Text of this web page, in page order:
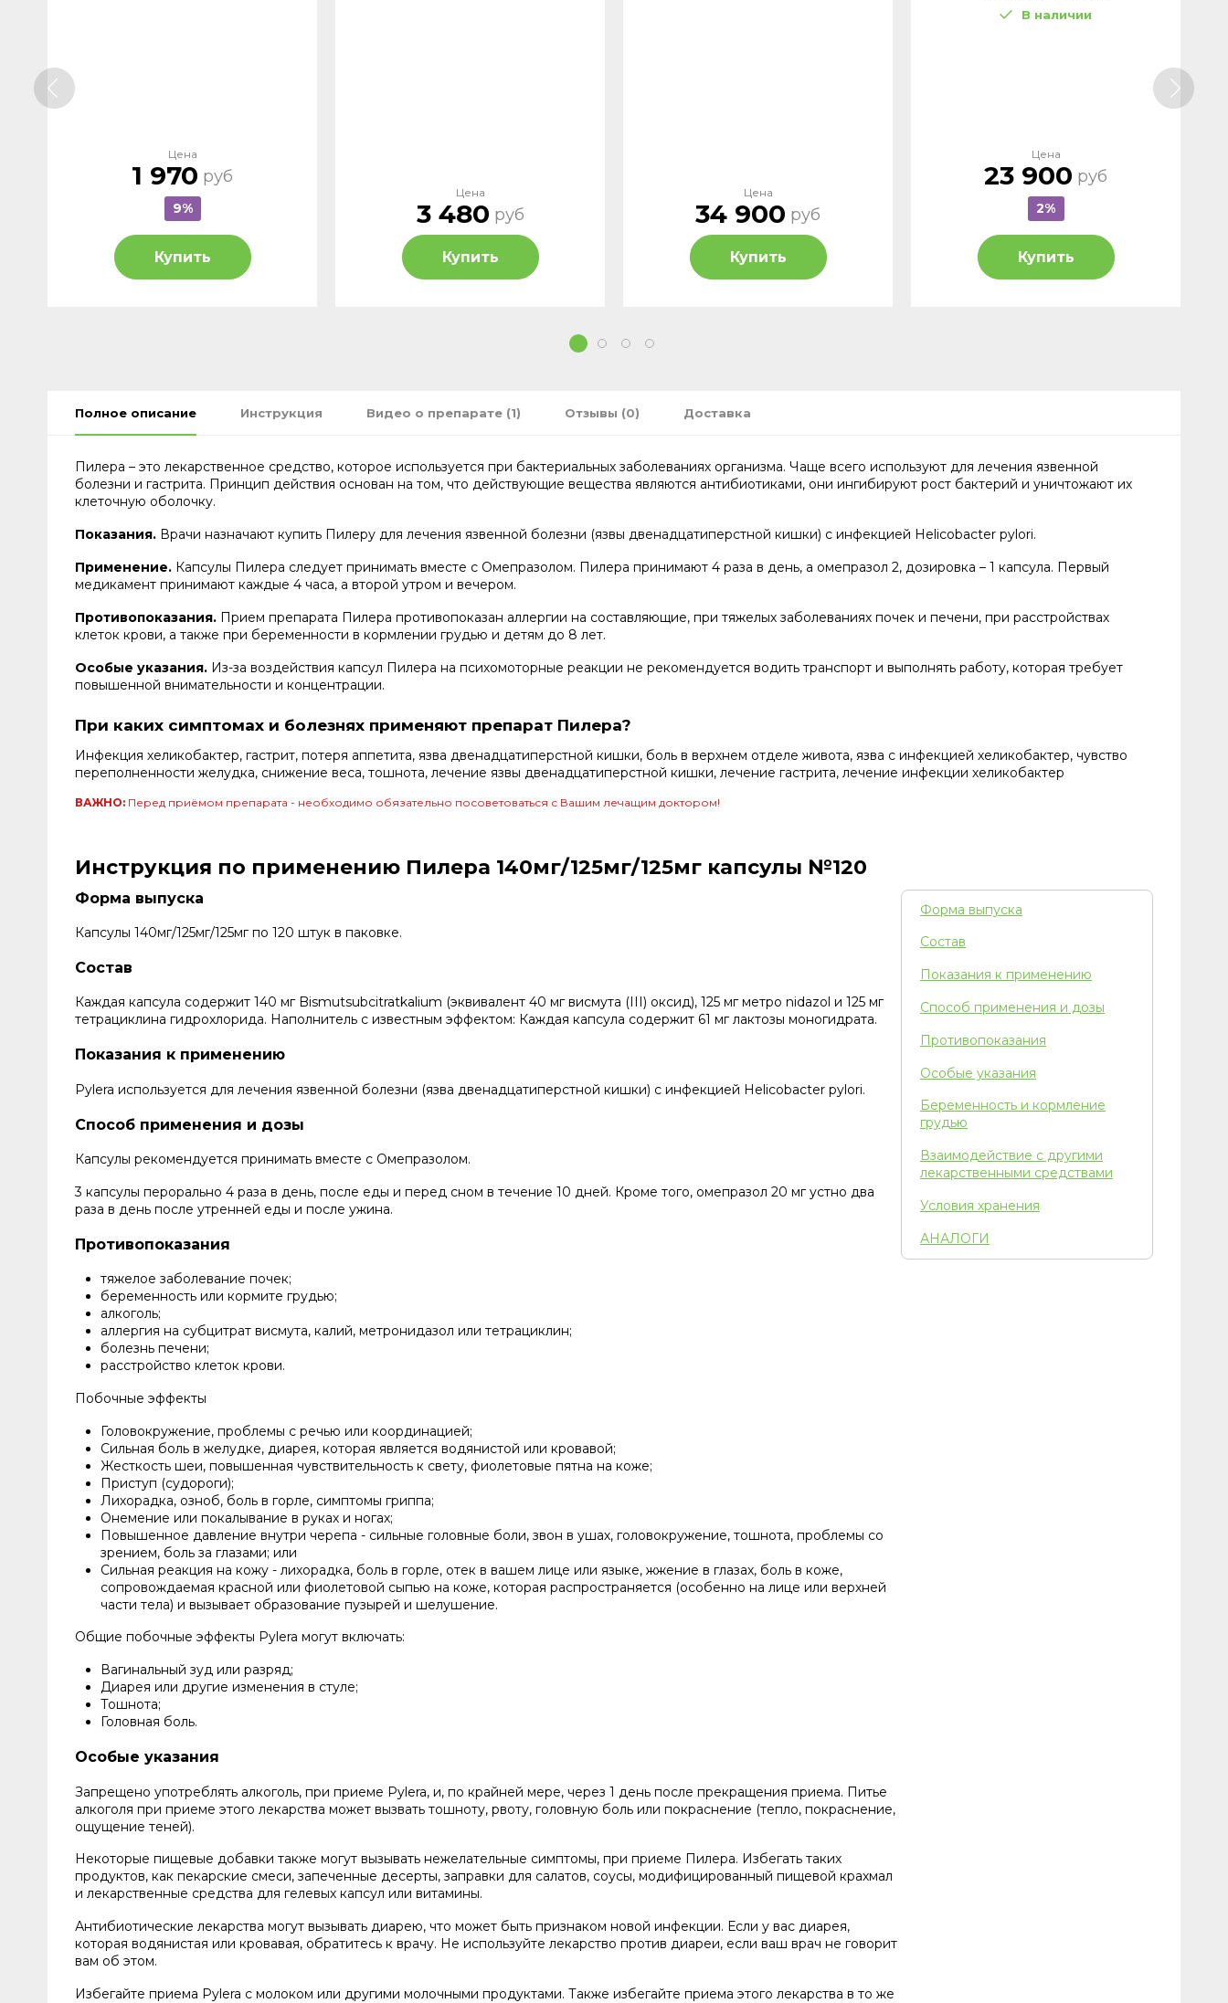
Цена
1 970 руб
9%
Купить
Цена
3 480 руб
Купить
Цена
34 900 руб
Купить
В наличии
Цена
23 900 руб
2%
Купить
Полное описание Инструкция Видео о препарате (1) Отзывы (0) Доставка
Пилера – это лекарственное средство, которое используется при бактериальных заболеваниях организма. Чаще всего используют для лечения язвенной
болезни и гастрита. Принцип действия основан на том, что действующие вещества являются антибиотиками, они ингибируют рост бактерий и уничтожают их
клеточную оболочку.
Показания. Врачи назначают купить Пилеру для лечения язвенной болезни (язвы двенадцатиперстной кишки) с инфекцией Helicobacter pylori.
Применение. Капсулы Пилера следует принимать вместе с Омепразолом. Пилера принимают 4 раза в день, а омепразол 2, дозировка – 1 капсула. Первый
медикамент принимают каждые 4 часа, а второй утром и вечером.
Противопоказания. Прием препарата Пилера противопоказан аллергии на составляющие, при тяжелых заболеваниях почек и печени, при расстройствах
клеток крови, а также при беременности в кормлении грудью и детям до 8 лет.
Особые указания. Из-за воздействия капсул Пилера на психомоторные реакции не рекомендуется водить транспорт и выполнять работу, которая требует
повышенной внимательности и концентрации.
При каких симптомах и болезнях применяют препарат Пилера?
Инфекция хеликобактер, гастрит, потеря аппетита, язва двенадцатиперстной кишки, боль в верхнем отделе живота, язва с инфекцией хеликобактер, чувство
переполненности желудка, снижение веса, тошнота, лечение язвы двенадцатиперстной кишки, лечение гастрита, лечение инфекции хеликобактер
ВАЖНО: Перед приёмом препарата - необходимо обязательно посоветоваться с Вашим лечащим доктором!
Инструкция по применению Пилера 140мг/125мг/125мг капсулы №120
Форма выпуска
Капсулы 140мг/125мг/125мг по 120 штук в паковке.
Состав
Каждая капсула содержит 140 мг Bismutsubcitratkalium (эквивалент 40 мг висмута (III) оксид), 125 мг метро nidazol и 125 мг
тетрациклина гидрохлорида. Наполнитель с известным эффектом: Каждая капсула содержит 61 мг лактозы моногидрата.
Показания к применению
Pylera используется для лечения язвенной болезни (язва двенадцатиперстной кишки) с инфекцией Helicobacter pylori.
Способ применения и дозы
Капсулы рекомендуется принимать вместе с Омепразолом.
3 капсулы перорально 4 раза в день, после еды и перед сном в течение 10 дней. Кроме того, омепразол 20 мг устно два
раза в день после утренней еды и после ужина.
Противопоказания
тяжелое заболевание почек;
беременность или кормите грудью;
алкоголь;
аллергия на субцитрат висмута, калий, метронидазол или тетрациклин;
болезнь печени;
расстройство клеток крови.
Побочные эффекты
Головокружение, проблемы с речью или координацией;
Сильная боль в желудке, диарея, которая является водянистой или кровавой;
Жесткость шеи, повышенная чувствительность к свету, фиолетовые пятна на коже;
Приступ (судороги);
Лихорадка, озноб, боль в горле, симптомы гриппа;
Онемение или покалывание в руках и ногах;
Повышенное давление внутри черепа - сильные головные боли, звон в ушах, головокружение, тошнота, проблемы со
зрением, боль за глазами; или
Сильная реакция на кожу - лихорадка, боль в горле, отек в вашем лице или языке, жжение в глазах, боль в коже,
сопровождаемая красной или фиолетовой сыпью на коже, которая распространяется (особенно на лице или верхней
части тела) и вызывает образование пузырей и шелушение.
Общие побочные эффекты Pylera могут включать:
Вагинальный зуд или разряд;
Диарея или другие изменения в стуле;
Тошнота;
Головная боль.
Особые указания
Запрещено употреблять алкоголь, при приеме Pylera, и, по крайней мере, через 1 день после прекращения приема. Питье
алкоголя при приеме этого лекарства может вызвать тошноту, рвоту, головную боль или покраснение (тепло, покраснение,
ощущение теней).
Некоторые пищевые добавки также могут вызывать нежелательные симптомы, при приеме Пилера. Избегать таких
продуктов, как пекарские смеси, запеченные десерты, заправки для салатов, соусы, модифицированный пищевой крахмал
и лекарственные средства для гелевых капсул или витамины.
Антибиотические лекарства могут вызывать диарею, что может быть признаком новой инфекции. Если у вас диарея,
которая водянистая или кровавая, обратитесь к врачу. Не используйте лекарство против диареи, если ваш врач не говорит
вам об этом.
Избегайте приема Pylera с молоком или другими молочными продуктами. Также избегайте приема этого лекарства в то же
Форма выпуска
Состав
Показания к применению
Способ применения и дозы
Противопоказания
Особые указания
Беременность и кормление
грудью
Взаимодействие с другими
лекарственными средствами
Условия хранения
АНАЛОГИ